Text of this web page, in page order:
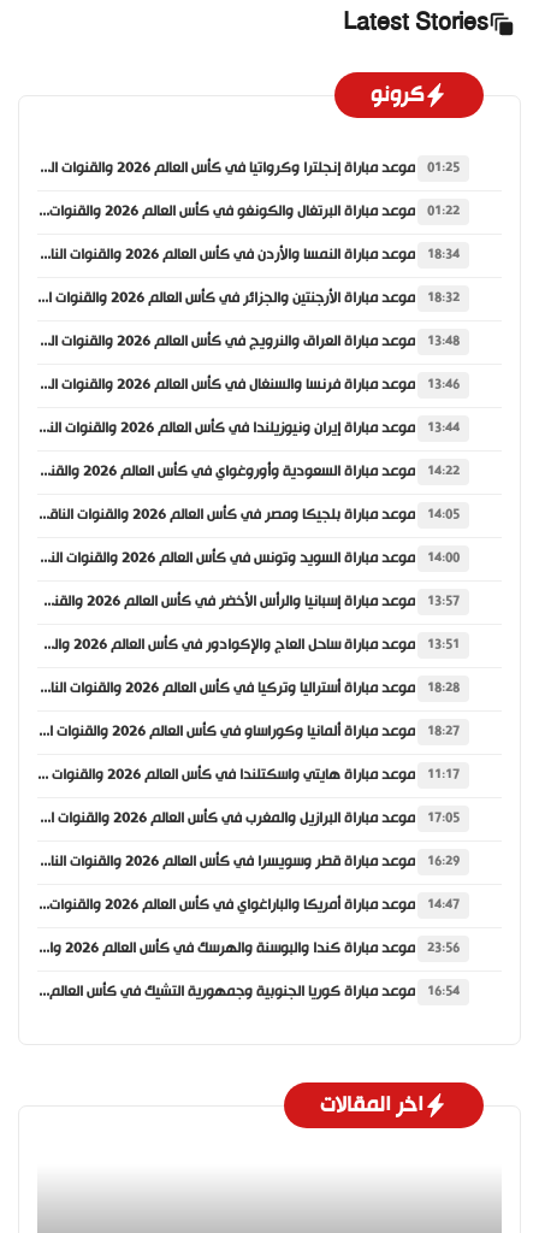
Latest Stories
كرونو
01:25 موعد مباراة إنجلترا وكرواتيا في كأس العالم 2026 والقنوات الناقلة
01:22 موعد مباراة البرتغال والكونغو في كأس العالم 2026 والقنوات الناقلة
18:34 موعد مباراة النمسا والأردن في كأس العالم 2026 والقنوات الناقلة
18:32 موعد مباراة الأرجنتين والجزائر في كأس العالم 2026 والقنوات الناقلة
13:48 موعد مباراة العراق والنرويج في كأس العالم 2026 والقنوات الناقلة
13:46 موعد مباراة فرنسا والسنغال في كأس العالم 2026 والقنوات الناقلة
13:44 موعد مباراة إيران ونيوزيلندا في كأس العالم 2026 والقنوات الناقلة
14:22 موعد مباراة السعودية وأوروغواي في كأس العالم 2026 والقنوات الناقلة
14:05 موعد مباراة بلجيكا ومصر في كأس العالم 2026 والقنوات الناقلة
14:00 موعد مباراة السويد وتونس في كأس العالم 2026 والقنوات الناقلة
13:57 موعد مباراة إسبانيا والرأس الأخضر في كأس العالم 2026 والقنوات الناقلة
13:51 موعد مباراة ساحل العاج والإكوادور في كأس العالم 2026 والقنوات الناقلة
18:28 موعد مباراة أستراليا وتركيا في كأس العالم 2026 والقنوات الناقلة
18:27 موعد مباراة ألمانيا وكوراساو في كأس العالم 2026 والقنوات الناقلة
11:17 موعد مباراة هايتي واسكتلندا في كأس العالم 2026 والقنوات الناقلة
17:05 موعد مباراة البرازيل والمغرب في كأس العالم 2026 والقنوات الناقلة
16:29 موعد مباراة قطر وسويسرا في كأس العالم 2026 والقنوات الناقلة
14:47 موعد مباراة أمريكا والباراغواي في كأس العالم 2026 والقنوات الناقلة
23:56 موعد مباراة كندا والبوسنة والهرسك في كأس العالم 2026 والقنوات الناقلة
16:54 موعد مباراة كوريا الجنوبية وجمهورية التشيك في كأس العالم 2026 والقنوات الناقلة
اخر المقالات